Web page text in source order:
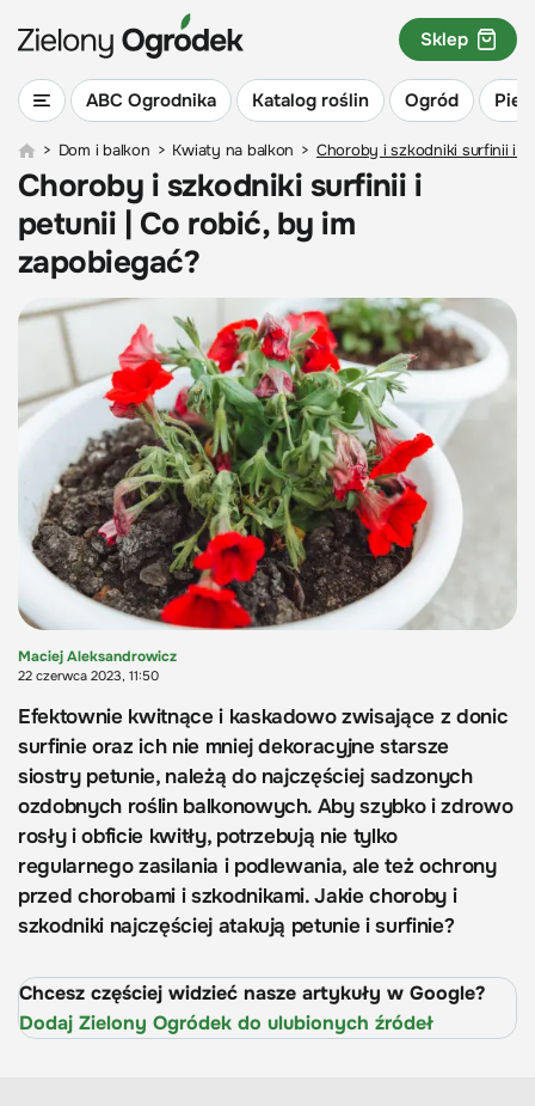
ABC Ogrodnika Katalog roślin Ogród
Sklep
> Dom i balkon > Kwiaty na balkon > Choroby i szkodniki surfinii i
Choroby i szkodniki surfinii i
petunii | Co robić, by im
zapobiegać?
Maciej Aleksandrowicz
22 czerwca 2023, 11:50
Efektownie kwitnące i kaskadowo zwisające z donic
surfinie oraz ich nie mniej dekoracyjne starsze
siostry petunie, należą do najczęściej sadzonych
ozdobnych roślin balkonowych. Aby szybko i zdrowo
rosły i obficie kwitły, potrzebują nie tylko
regularnego zasilania i podlewania, ale też ochrony
przed chorobami i szkodnikami. Jakie choroby i
szkodniki najczęściej atakują petunie i surfinie?
Chcesz częściej widzieć nasze artykuły w Google?
Dodaj Zielony Ogródek do ulubionych źródeł